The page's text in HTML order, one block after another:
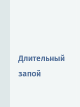
Длительный
запой